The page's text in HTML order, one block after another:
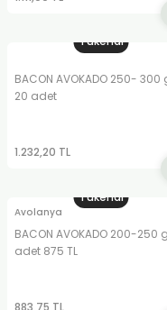
Tükendi
BACON AVOKADO 250- 300
20 adet
1.232,20 TL
Tükendi
Avolanya
BACON AVOKADO 200-250
adet 875 TL